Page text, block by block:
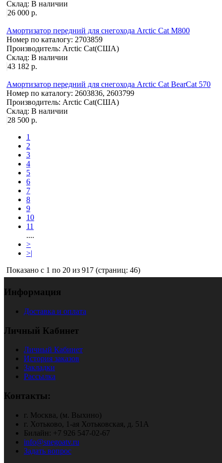
Склад: В наличии
26 000 р.
Амортизатор передний для снегохода Arctic Cat M800
Номер по каталогу: 2703859
Производитель: Arctic Cat(США)
Склад: В наличии
43 182 р.
Амортизатор передний для снегохода Arctic Cat BearCat 570
Номер по каталогу: 2603836, 2603799
Производитель: Arctic Cat(США)
Склад: В наличии
28 500 р.
1
2
3
4
5
6
7
8
9
10
11
....
>
>|
Показано с 1 по 20 из 917 (страниц: 46)
Информация
Доставка и оплата
Личный Кабинет
Личный Кабинет
История заказов
Закладки
Рассылка
Контакты:
г. Москва, (м. Выхино)
г. Хотьково, 1-ая Хотьковская, д. 51А
Билайн: +7 926 547-02-67
info@snegoatv.ru
Задать вопрос